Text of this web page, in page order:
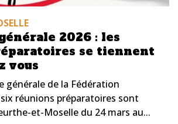
2026 : les
se tiennent
vous
générale de la Fédération
réunions préparatoires sont
et-Moselle du 24 mars au...